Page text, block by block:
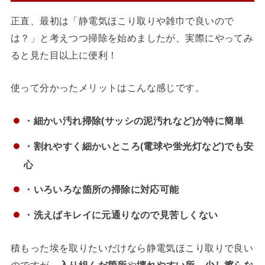
正直、最初は「静電気ほこり取りや雑巾で良いので
は？」と考えつつ掃除を始めましたが、実際にやってみ
ると見た目以上に便利！
使って分かったメリットはこんな感じです。
・細かい汚れ掃除(サッシの泥汚れなど)が特に簡単
・割れやすく細かいところ(電球や蛍光灯など)でも安
心
・いろいろな箇所の掃除に対応可能
・洗えばキレイに元通りなので見苦しくない
積もった埃を取りたいだけなら静電気ほこり取りで良い